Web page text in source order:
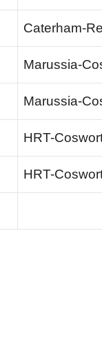
Caterham-
Marussia-
Marussia-
HRT-
HRT-